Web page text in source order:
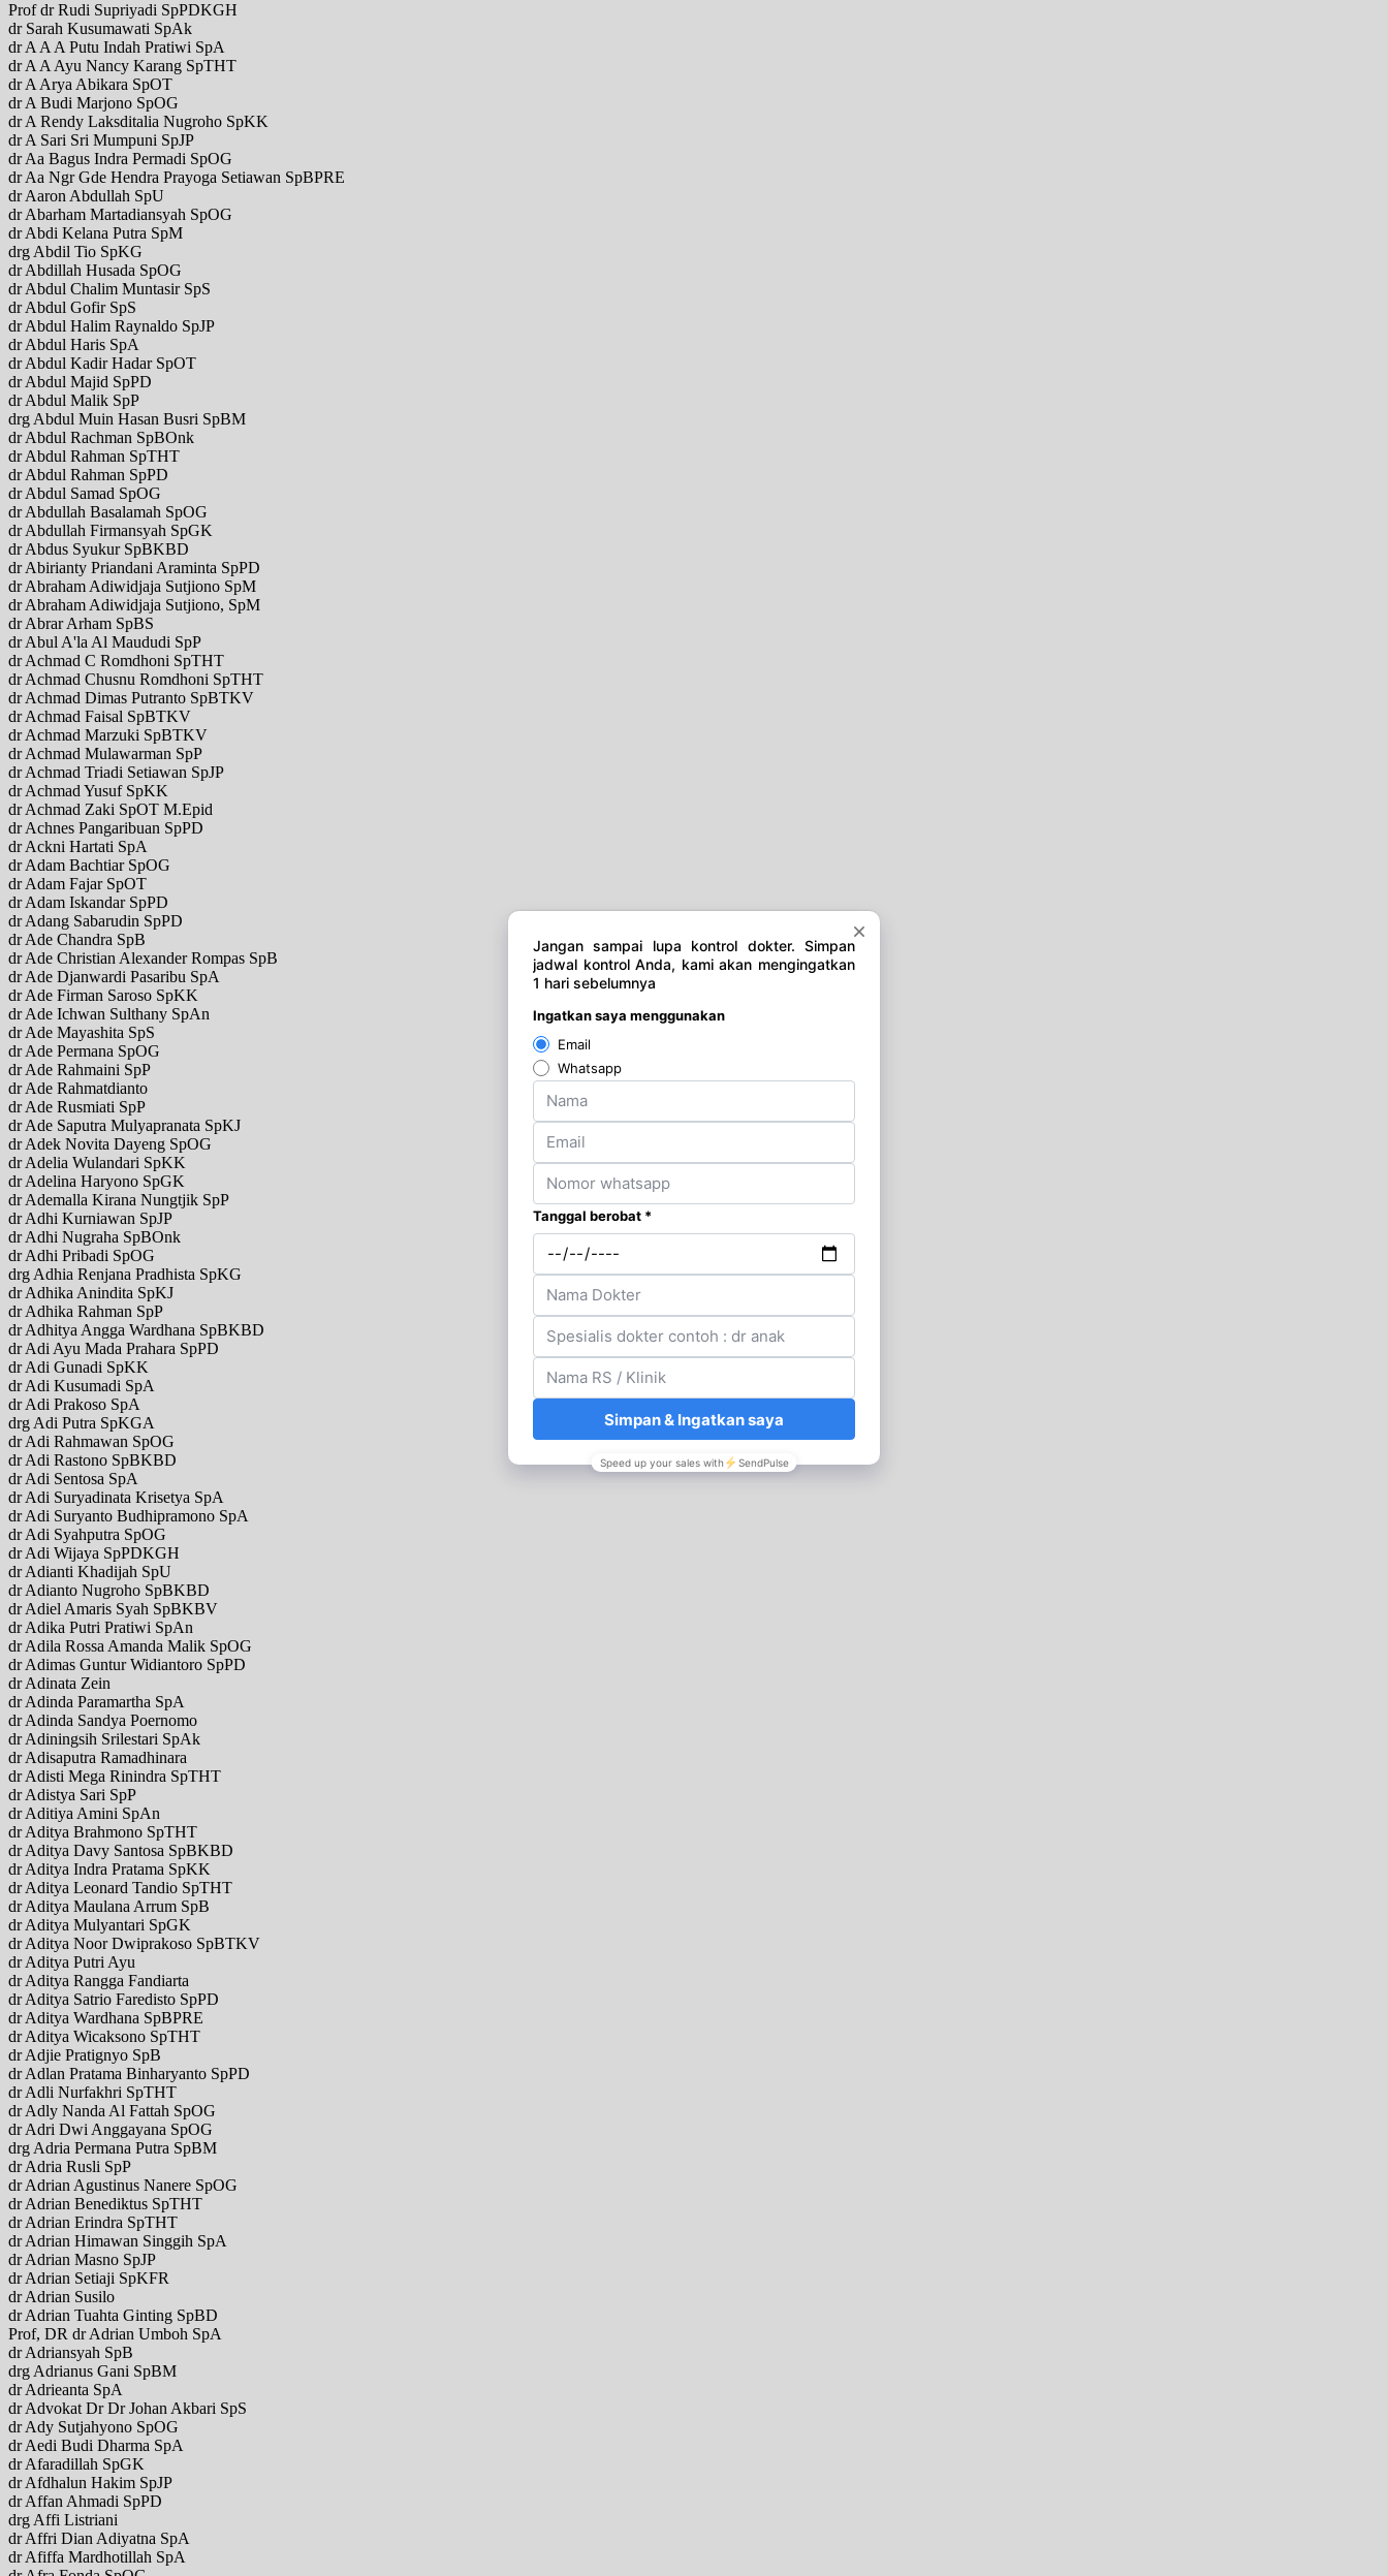
Prof dr Rudi Supriyadi SpPDKGH
dr Sarah Kusumawati SpAk
dr A A A Putu Indah Pratiwi SpA
dr A A Ayu Nancy Karang SpTHT
dr A Arya Abikara SpOT
dr A Budi Marjono SpOG
dr A Rendy Laksditalia Nugroho SpKK
dr A Sari Sri Mumpuni SpJP
dr Aa Bagus Indra Permadi SpOG
dr Aa Ngr Gde Hendra Prayoga Setiawan SpBPRE
dr Aaron Abdullah SpU
dr Abarham Martadiansyah SpOG
dr Abdi Kelana Putra SpM
drg Abdil Tio SpKG
dr Abdillah Husada SpOG
dr Abdul Chalim Muntasir SpS
dr Abdul Gofir SpS
dr Abdul Halim Raynaldo SpJP
dr Abdul Haris SpA
dr Abdul Kadir Hadar SpOT
dr Abdul Majid SpPD
dr Abdul Malik SpP
drg Abdul Muin Hasan Busri SpBM
dr Abdul Rachman SpBOnk
dr Abdul Rahman SpTHT
dr Abdul Rahman SpPD
dr Abdul Samad SpOG
dr Abdullah Basalamah SpOG
dr Abdullah Firmansyah SpGK
dr Abdus Syukur SpBKBD
dr Abirianty Priandani Araminta SpPD
dr Abraham Adiwidjaja Sutjiono SpM
dr Abraham Adiwidjaja Sutjiono, SpM
dr Abrar Arham SpBS
dr Abul A'la Al Maududi SpP
dr Achmad C Romdhoni SpTHT
dr Achmad Chusnu Romdhoni SpTHT
dr Achmad Dimas Putranto SpBTKV
dr Achmad Faisal SpBTKV
dr Achmad Marzuki SpBTKV
dr Achmad Mulawarman SpP
dr Achmad Triadi Setiawan SpJP
dr Achmad Yusuf SpKK
dr Achmad Zaki SpOT M.Epid
dr Achnes Pangaribuan SpPD
dr Ackni Hartati SpA
dr Adam Bachtiar SpOG
dr Adam Fajar SpOT
dr Adam Iskandar SpPD
dr Adang Sabarudin SpPD
dr Ade Chandra SpB
dr Ade Christian Alexander Rompas SpB
dr Ade Djanwardi Pasaribu SpA
dr Ade Firman Saroso SpKK
dr Ade Ichwan Sulthany SpAn
dr Ade Mayashita SpS
dr Ade Permana SpOG
dr Ade Rahmaini SpP
dr Ade Rahmatdianto
dr Ade Rusmiati SpP
dr Ade Saputra Mulyapranata SpKJ
dr Adek Novita Dayeng SpOG
dr Adelia Wulandari SpKK
dr Adelina Haryono SpGK
dr Ademalla Kirana Nungtjik SpP
dr Adhi Kurniawan SpJP
dr Adhi Nugraha SpBOnk
dr Adhi Pribadi SpOG
drg Adhia Renjana Pradhista SpKG
dr Adhika Anindita SpKJ
dr Adhika Rahman SpP
dr Adhitya Angga Wardhana SpBKBD
dr Adi Ayu Mada Prahara SpPD
dr Adi Gunadi SpKK
dr Adi Kusumadi SpA
dr Adi Prakoso SpA
drg Adi Putra SpKGA
dr Adi Rahmawan SpOG
dr Adi Rastono SpBKBD
dr Adi Sentosa SpA
dr Adi Suryadinata Krisetya SpA
dr Adi Suryanto Budhipramono SpA
dr Adi Syahputra SpOG
dr Adi Wijaya SpPDKGH
dr Adianti Khadijah SpU
dr Adianto Nugroho SpBKBD
dr Adiel Amaris Syah SpBKBV
dr Adika Putri Pratiwi SpAn
dr Adila Rossa Amanda Malik SpOG
dr Adimas Guntur Widiantoro SpPD
dr Adinata Zein
dr Adinda Paramartha SpA
dr Adinda Sandya Poernomo
dr Adiningsih Srilestari SpAk
dr Adisaputra Ramadhinara
dr Adisti Mega Rinindra SpTHT
dr Adistya Sari SpP
dr Aditiya Amini SpAn
dr Aditya Brahmono SpTHT
dr Aditya Davy Santosa SpBKBD
dr Aditya Indra Pratama SpKK
dr Aditya Leonard Tandio SpTHT
dr Aditya Maulana Arrum SpB
dr Aditya Mulyantari SpGK
dr Aditya Noor Dwiprakoso SpBTKV
dr Aditya Putri Ayu
dr Aditya Rangga Fandiarta
dr Aditya Satrio Faredisto SpPD
dr Aditya Wardhana SpBPRE
dr Aditya Wicaksono SpTHT
dr Adjie Pratignyo SpB
dr Adlan Pratama Binharyanto SpPD
dr Adli Nurfakhri SpTHT
dr Adly Nanda Al Fattah SpOG
dr Adri Dwi Anggayana SpOG
drg Adria Permana Putra SpBM
dr Adria Rusli SpP
dr Adrian Agustinus Nanere SpOG
dr Adrian Benediktus SpTHT
dr Adrian Erindra SpTHT
dr Adrian Himawan Singgih SpA
dr Adrian Masno SpJP
dr Adrian Setiaji SpKFR
dr Adrian Susilo
dr Adrian Tuahta Ginting SpBD
Prof, DR dr Adrian Umboh SpA
dr Adriansyah SpB
drg Adrianus Gani SpBM
dr Adrieanta SpA
dr Advokat Dr Dr Johan Akbari SpS
dr Ady Sutjahyono SpOG
dr Aedi Budi Dharma SpA
dr Afaradillah SpGK
dr Afdhalun Hakim SpJP
dr Affan Ahmadi SpPD
drg Affi Listriani
dr Affri Dian Adiyatna SpA
dr Afiffa Mardhotillah SpA